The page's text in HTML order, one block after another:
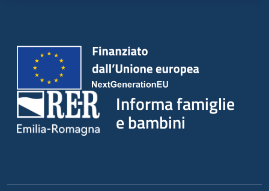
Informa famiglie
e bambini